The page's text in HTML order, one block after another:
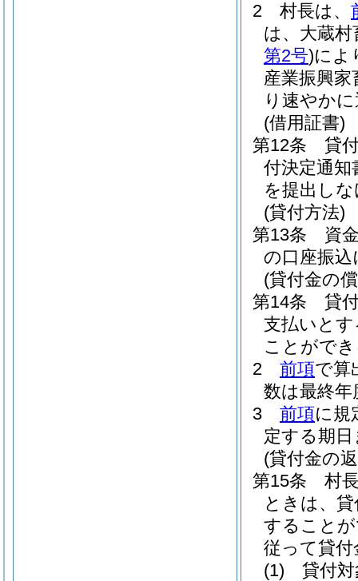
2
村長は、
は、大蔵村
第2号)によ
産業振興家
り速やか
(借用証書)
第12条
貸
付決定通
を提出し
(貸付方法)
第13条
資
の口座振
(貸付金の
第14条
貸
支払いとす
ことがで
2
前項で算
数は最終
3
前項に規
定する期
(貸付金の
第15条
村
ときは、
すること
従って貸
(1)
貸付